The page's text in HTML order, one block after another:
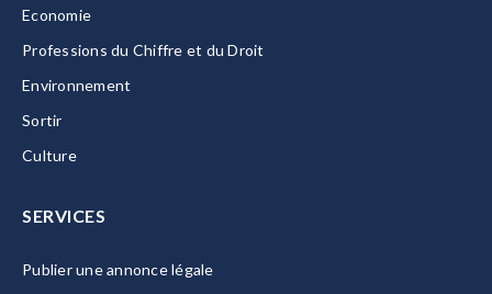
Economie
Professions du Chiffre et du Droit
Environnement
Sortir
Culture
SERVICES
Publier une annonce légale